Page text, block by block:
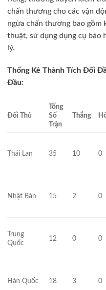
chấn thương cho các vận
ngừa chấn thương bao gồm
thuật, sử dụng dụng cụ bảo
lý.
Thống Kê Thành Tích Đối
Đầu:
Đối Thủ
Tổng
Số
Trận
Thắng
Thái Lan 35 10 0
Nhật Bản 15 2 0
Trung
Quốc
12 0 0
Hàn Quốc 18 3 0